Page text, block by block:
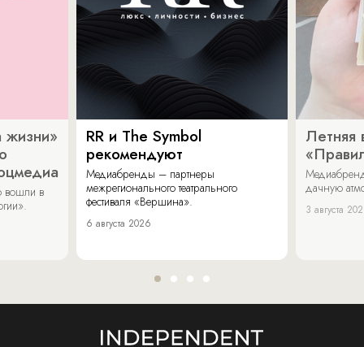
жизни»
вошли в
RR и The Symbol
рекомендуют
Медиабренды – партнеры
межрегионального театрального
фестиваля «Вершина».
6 августа 2026
Летняя
дачную
3 августа